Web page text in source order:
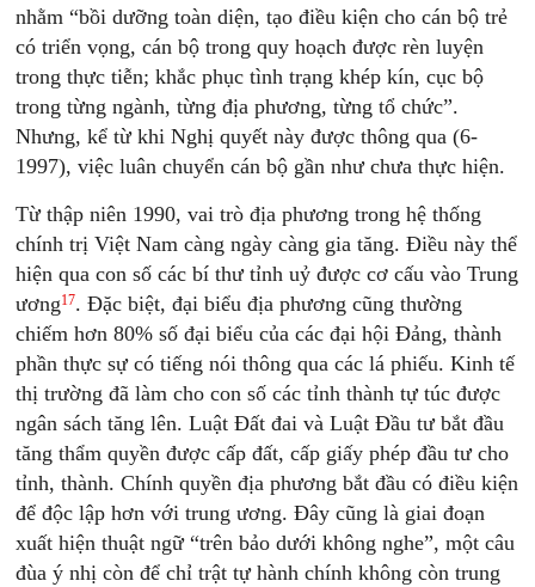
nhằm “bồi dưỡng toàn diện, tạo điều kiện cho cán bộ trẻ
có triển vọng, cán bộ trong quy hoạch được rèn luyện
trong thực tiễn; khắc phục tình trạng khép kín, cục bộ
trong từng ngành, từng địa phương, từng tổ chức”.
Nhưng, kể từ khi Nghị quyết này được thông qua (6-
1997), việc luân chuyển cán bộ gần như chưa thực hiện.
Từ thập niên 1990, vai trò địa phương trong hệ thống
chính trị Việt Nam càng ngày càng gia tăng. Điều này thể
hiện qua con số các bí thư tỉnh uỷ được cơ cấu vào Trung
ương17. Đặc biệt, đại biểu địa phương cũng thường
chiếm hơn 80% số đại biểu của các đại hội Đảng, thành
phần thực sự có tiếng nói thông qua các lá phiếu. Kinh tế
thị trường đã làm cho con số các tỉnh thành tự túc được
ngân sách tăng lên. Luật Đất đai và Luật Đầu tư bắt đầu
tăng thẩm quyền được cấp đất, cấp giấy phép đầu tư cho
tỉnh, thành. Chính quyền địa phương bắt đầu có điều kiện
để độc lập hơn với trung ương. Đây cũng là giai đoạn
xuất hiện thuật ngữ “trên bảo dưới không nghe”, một câu
đùa ý nhị còn để chỉ trật tự hành chính không còn trung